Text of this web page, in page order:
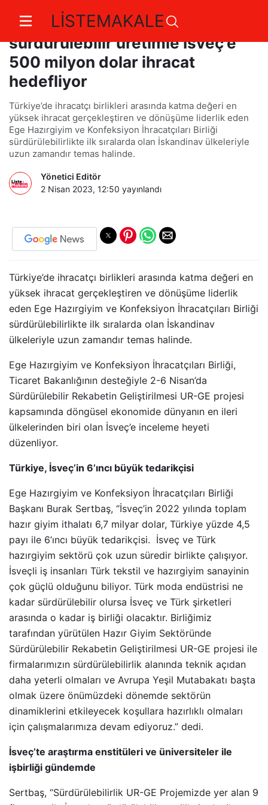
LİSTEMAKALE
Türk moda endüstrisi
sürdürülebilir üretimle İsveç'e
500 milyon dolar ihracat
hedefliyor
Türkiye’de ihracatçı birlikleri arasında katma değeri en
yüksek ihracat gerçekleştiren ve dönüşüme liderlik eden
Ege Hazırgiyim ve Konfeksiyon İhracatçıları Birliği
sürdürülebilirlikte ilk sıralarda olan İskandinav ülkeleriyle
uzun zamandır temas halinde.
Yönetici Editör
2 Nisan 2023, 12:50 yayınlandı
Türkiye’de ihracatçı birlikleri arasında katma değeri en
yüksek ihracat gerçekleştiren ve dönüşüme liderlik
eden Ege Hazırgiyim ve Konfeksiyon İhracatçıları Birliği
sürdürülebilirlikte ilk sıralarda olan İskandinav
ülkeleriyle uzun zamandır temas halinde.
Ege Hazırgiyim ve Konfeksiyon İhracatçıları Birliği,
Ticaret Bakanlığının desteğiyle 2-6 Nisan’da
Sürdürülebilir Rekabetin Geliştirilmesi UR-GE projesi
kapsamında döngüsel ekonomide dünyanın en ileri
ülkelerinden biri olan İsveç’e inceleme heyeti
düzenliyor.
Türkiye, İsveç’in 6’ıncı büyük tedarikçisi
Ege Hazırgiyim ve Konfeksiyon İhracatçıları Birliği
Başkanı Burak Sertbaş, “İsveç’in 2022 yılında toplam
hazır giyim ithalatı 6,7 milyar dolar, Türkiye yüzde 4,5
payı ile 6’ıncı büyük tedarikçisi. İsveç ve Türk
hazırgiyim sektörü çok uzun süredir birlikte çalışıyor.
İsveçli iş insanları Türk tekstil ve hazırgiyim sanayinin
çok güçlü olduğunu biliyor. Türk moda endüstrisi ne
kadar sürdürülebilir olursa İsveç ve Türk şirketleri
arasında o kadar iş birliği olacaktır. Birliğimiz
tarafından yürütülen Hazır Giyim Sektöründe
Sürdürülebilir Rekabetin Geliştirilmesi UR-GE projesi ile
firmalarımızın sürdürülebilirlik alanında teknik açıdan
daha yeterli olmaları ve Avrupa Yeşil Mutabakatı başta
olmak üzere önümüzdeki dönemde sektörün
dinamiklerini etkileyecek koşullara hazırlıklı olmaları
için çalışmalarımıza devam ediyoruz.” dedi.
İsveç’te araştırma enstitüleri ve üniversiteler ile
işbirliği gündemde
Sertbaş, “Sürdürülebilirlik UR-GE Projemizde yer alan 9